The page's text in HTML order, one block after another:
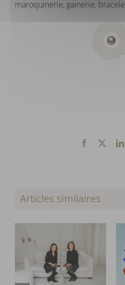
maroquinerie, gainerie,
Facebook
Articles similaires